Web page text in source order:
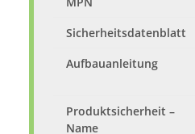
Sicherheitsdatenblatt
Aufbauanleitung
Produktsicherheit –
Name